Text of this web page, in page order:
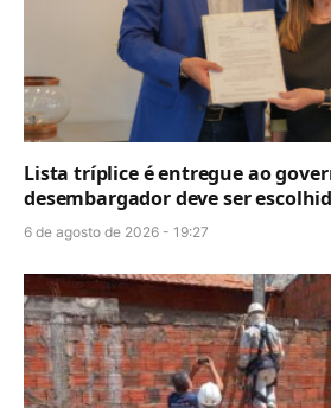
Lista tríplice é entregue ao
desembargador deve ser
6 de agosto de 2026 - 19:27